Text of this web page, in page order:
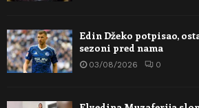
Edin Džeko potpisao,
sezoni pred nama
03/08/2026 0